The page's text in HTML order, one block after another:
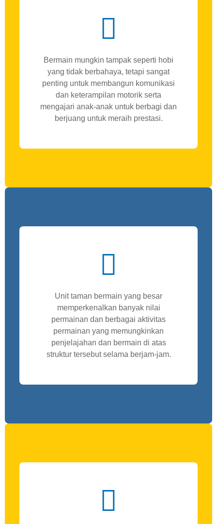
Bermain mungkin tampak seperti hobi
yang tidak berbahaya, tetapi sangat
penting untuk membangun komunikasi
dan keterampilan motorik serta
mengajari anak-anak untuk berbagi dan
berjuang untuk meraih prestasi.
Unit taman bermain yang besar
memperkenalkan banyak nilai
permainan dan berbagai aktivitas
permainan yang memungkinkan
penjelajahan dan bermain di atas
struktur tersebut selama berjam-jam.